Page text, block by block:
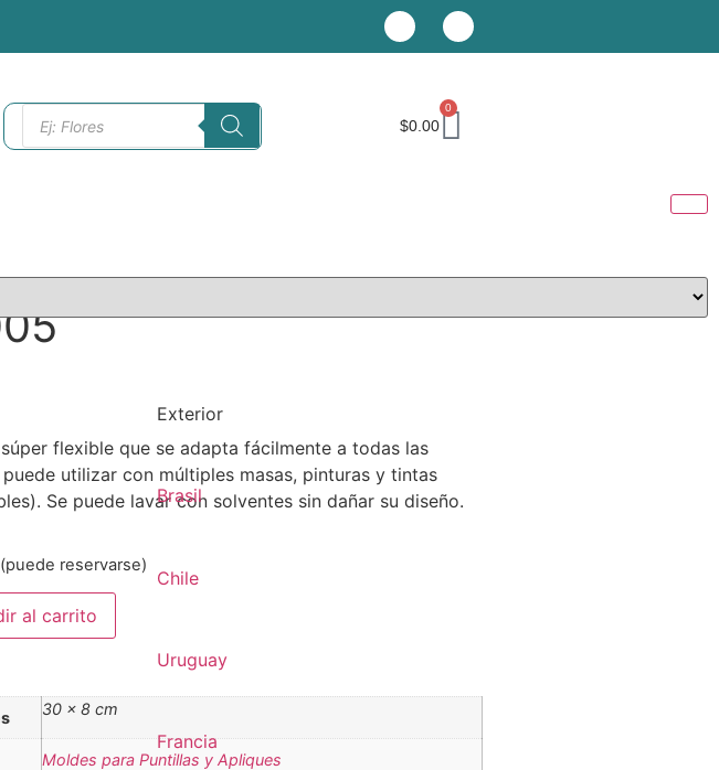
$0.00
0
Exterior
Brasil
Chile
Uruguay
Francia
flexible que se adapta fácilmente a todas las
utilizar con múltiples masas, pinturas y tintas
Se puede lavar con solventes sin dañar su diseño.
reservarse)
al carrito
30 × 8 cm
Moldes para Puntillas y Apliques